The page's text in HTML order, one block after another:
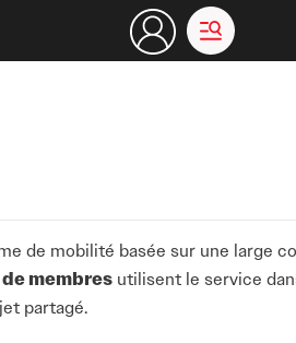
de mobilité basée sur une large
membres utilisent le service
partagé.